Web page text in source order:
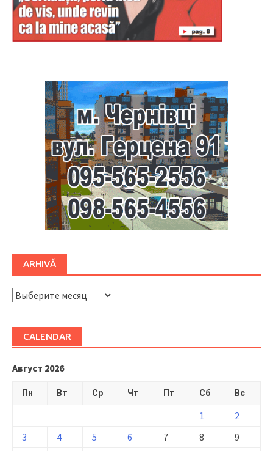
ARHIVĂ
ARHIVĂ
CALENDAR
Август 2026
Пн Вт Ср Чт Пт Сб Вс
1
2
3
4 5 6 7 8
9